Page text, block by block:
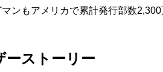
ンもアメリカで累計発行部数2,300
ーストーリー